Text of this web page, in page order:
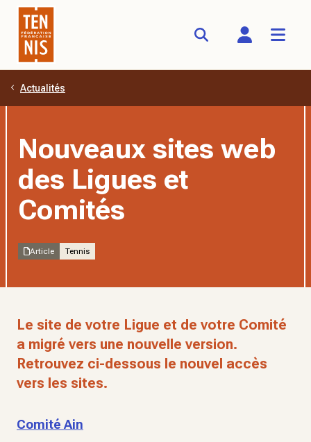
Aller au contenu principal
Actualités
Nouveaux sites web
des Ligues et
Comités
Article Tennis
Le site de votre Ligue et de votre Comité
a migré vers une nouvelle version.
Retrouvez ci-dessous le nouvel accès
vers les sites.
Comité Ain